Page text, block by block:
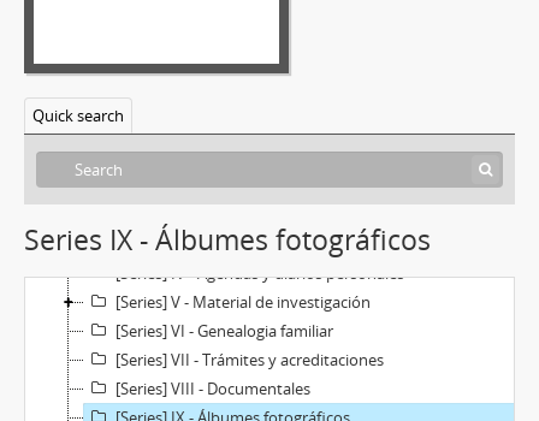
Quick search
Series IX - Álbumes fotográficos
[Fonds] 2017/1 -Andrew Graham-Yooll
[Series] I - Actividad periodística
[Series] III - Correspondencia
[Series] IV - Agendas y diarios personales
[Series] V - Material de investigación
[Series] VI - Genealogia familiar
[Series] VII - Trámites y acreditaciones
[Series] VIII - Documentales